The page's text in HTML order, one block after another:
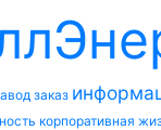
заказ
корпоративная